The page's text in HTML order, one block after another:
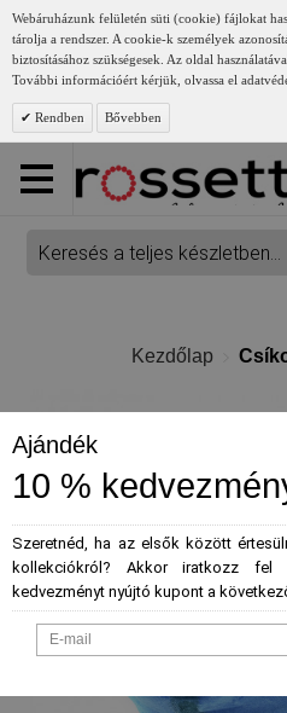
Webáruházunk felületén süti (cookie) fájlokat
tárolja a rendszer. A cookie-k személyek
biztosításához szükségesek. Az oldal
További információért kérjük, olvassa el
Rendben Bővebben
Kezdőlap
Ajándék
10 %
Szeretnéd, ha az elsők között
kollekciókról? Akkor iratkozz fel
kedvezményt nyújtó kupont a